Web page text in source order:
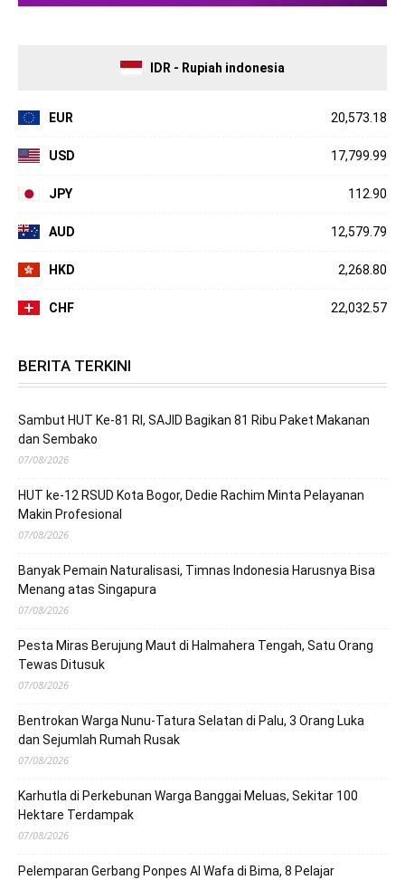
IDR - Rupiah indonesia
EUR 20,573.18
USD 17,799.99
JPY 112.90
AUD 12,579.79
HKD 2,268.80
CHF 22,032.57
BERITA TERKINI
Sambut HUT Ke-81 RI, SAJID Bagikan 81 Ribu Paket Makanan
dan Sembako
07/08/2026
HUT ke-12 RSUD Kota Bogor, Dedie Rachim Minta Pelayanan
Makin Profesional
07/08/2026
Banyak Pemain Naturalisasi, Timnas Indonesia Harusnya Bisa
Menang atas Singapura
07/08/2026
Pesta Miras Berujung Maut di Halmahera Tengah, Satu Orang
Tewas Ditusuk
07/08/2026
Bentrokan Warga Nunu-Tatura Selatan di Palu, 3 Orang Luka
dan Sejumlah Rumah Rusak
07/08/2026
Karhutla di Perkebunan Warga Banggai Meluas, Sekitar 100
Hektare Terdampak
07/08/2026
Pelemparan Gerbang Ponpes Al Wafa di Bima, 8 Pelajar